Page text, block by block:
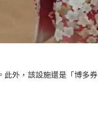
此外，該設施還是「博多券